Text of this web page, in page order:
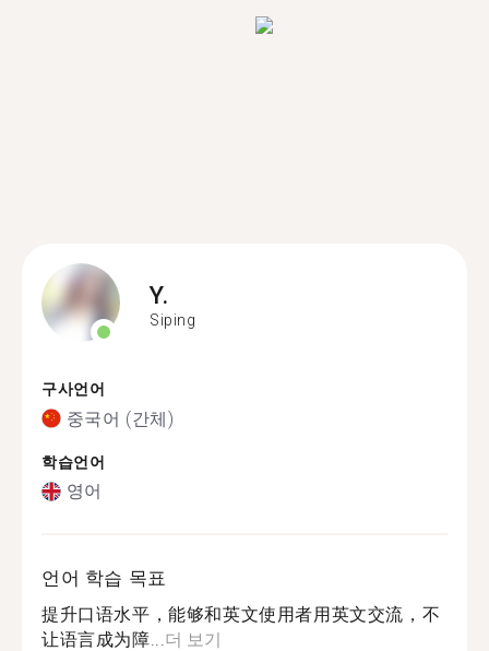
Y.
Siping
구사언어
중국어 (간체)
학습언어
영어
언어 학습 목표
提升口语水平，能够和英文使用者用英文交流，不
让语言成为障...더 보기